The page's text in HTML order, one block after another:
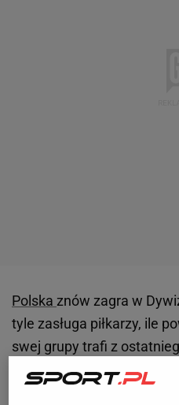
Polska znów zagra w
tyle zasługa piłkarzy, ile
swej grupy trafi z
3 marca podczas